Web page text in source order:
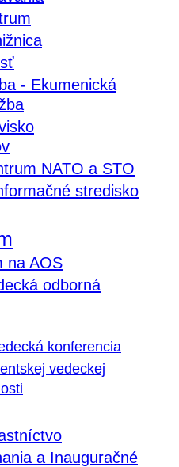
- Ekumenická
NATO a STO
stredisko
na AOS
odborná
konferencia
vedeckej
a Inauguračné